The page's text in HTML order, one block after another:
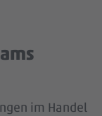
im Handel